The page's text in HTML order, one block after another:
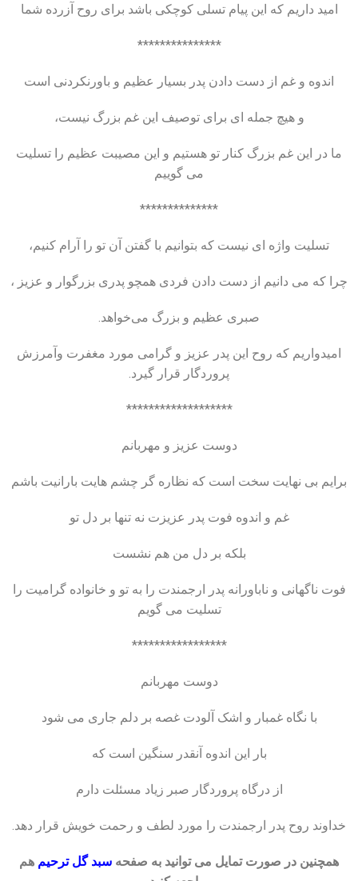
امید داریم که این پیام تسلی کوچکی باشد برای روح آزرده شما
***************
اندوه و غم از دست دادن پدر بسیار عظیم و باورنکردنی است
و هیچ جمله‌ ای برای توصیف این غم بزرگ نیست،
ما در این غم بزرگ کنار تو هستیم و این مصیبت عظیم را تسلیت
می‌ گوییم
**************
تسلیت واژه ‌ای نیست که بتوانیم با گفتن آن تو را آرام کنیم،
چرا که می دانیم از دست دادن فردی همچو پدری بزرگوار و عزیز ،
صبری عظیم و بزرگ می‌خواهد.
امیدواریم که روح این پدر عزیز و گرامی مورد مغفرت وآمرزش
پروردگار قرار گیرد.
*******************
دوست عزیز و مهربانم
برایم بی نهایت سخت است که نظاره گر چشم هایت بارانیت باشم
غم و اندوه فوت پدر عزیزت نه تنها بر دل تو
بلکه بر دل من هم نشست
فوت ناگهانی و ناباورانه پدر ارجمندت را به تو و خانواده گرامیت را
تسلیت می گویم
*****************
دوست مهربانم
با نگاه غمبار و اشک آلودت غصه بر دلم جاری می شود
بار این اندوه آنقدر سنگین است که
از درگاه پروردگار صبر زیاد مسئلت دارم
خداوند روح پدر ارجمندت را مورد لطف و رحمت خویش قرار دهد.
همچنین در صورت تمایل می توانید به صفحه سبد گل ترحیم هم